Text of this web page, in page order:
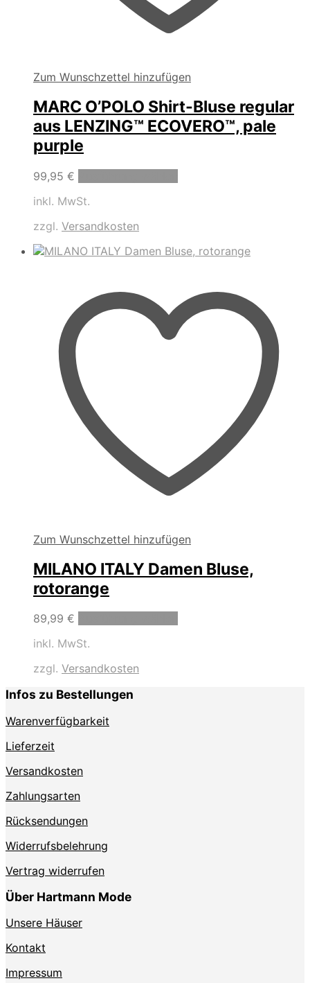
Zum Wunschzettel hinzufügen
MARC O’POLO Shirt-Bluse regular
aus LENZING™ ECOVERO™, pale
purple
99,95 €
Die
auf
der
Produktseite
inkl. MwSt.
zzgl. Versandkosten
Zum Wunschzettel hinzufügen
MILANO ITALY Damen Bluse,
rotorange
89,99 €
inkl. MwSt.
zzgl. Versandkosten
Infos zu Bestellungen
Warenverfügbarkeit
Lieferzeit
Versandkosten
Zahlungsarten
Rücksendungen
Widerrufsbelehrung
Vertrag widerrufen
Über Hartmann Mode
Unsere Häuser
Kontakt
Impressum